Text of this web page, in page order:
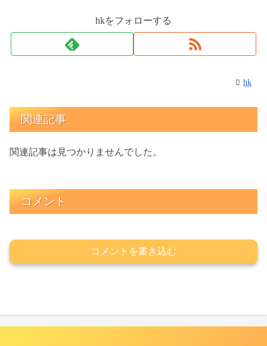
hkをフォローする
hk
関連記事
関連記事は見つかりませんでした。
コメント
コメントを書き込む